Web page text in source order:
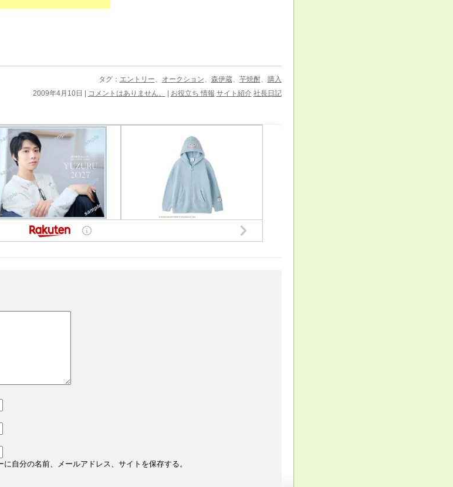
タグ： エントリー オークション 森伊蔵、 芋焼酎、 購入
2009年4月10日 | コメントはありません。 | お役立ち 情報 サイト紹介 社長日記
自分の名前、メールアドレス、サイトを保存する。